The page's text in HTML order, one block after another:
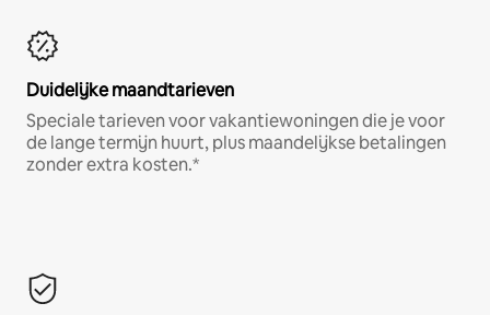
Duidelijke maandtarieven
Speciale tarieven voor vakantiewoningen die je voor
de lange termijn huurt, plus maandelijkse betalingen
zonder extra kosten.*